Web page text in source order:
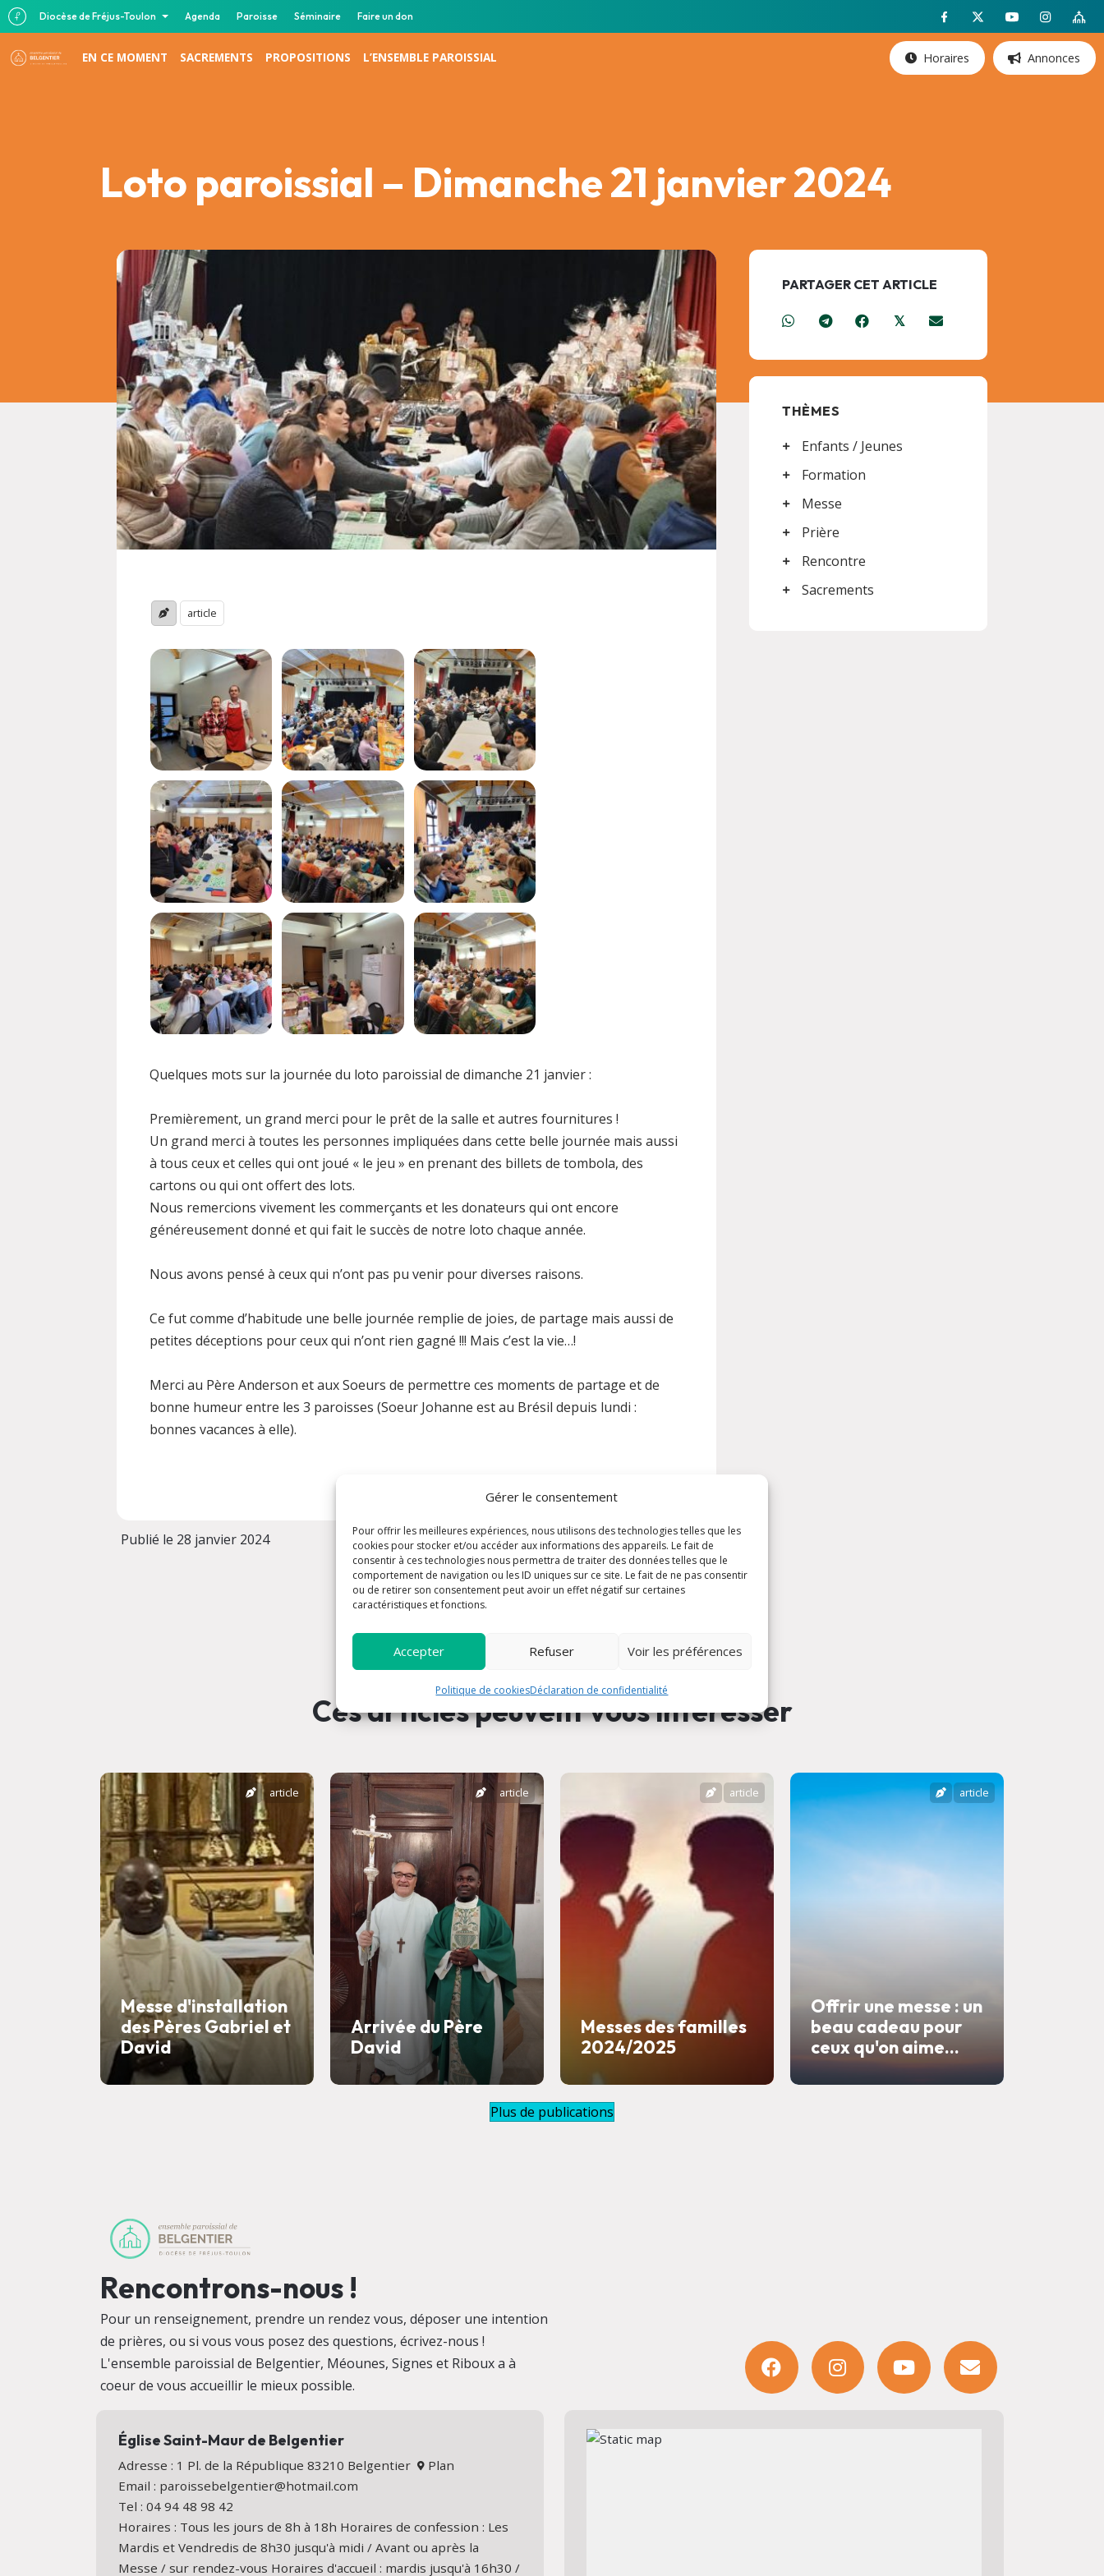
Diocèse de Fréjus-Toulon Agenda Paroisse Séminaire Faire un don
Gérer le consentement
Pour offrir les meilleures expériences, nous utilisons des technologies telles que les
cookies pour stocker et/ou accéder aux informations des appareils. Le fait de
consentir à ces technologies nous permettra de traiter des données telles que le
comportement de navigation ou les ID uniques sur ce site. Le fait de ne pas consentir
ou de retirer son consentement peut avoir un effet négatif sur certaines
caractéristiques et fonctions.
Accepter Refuser Voir les préférences
Politique de cookiesDéclaration de confidentialité
EN CE MOMENT SACREMENTS PROPOSITIONS L’ENSEMBLE PAROISSIAL Horaires Annonces
Loto paroissial – Dimanche 21 janvier 2024
article
Quelques mots sur la journée du loto paroissial de dimanche 21 janvier :
Premièrement, un grand merci pour le prêt de la salle et autres fournitures !
Un grand merci à toutes les personnes impliquées dans cette belle journée mais aussi
à tous ceux et celles qui ont joué « le jeu » en prenant des billets de tombola, des
cartons ou qui ont offert des lots.
Nous remercions vivement les commerçants et les donateurs qui ont encore
généreusement donné et qui fait le succès de notre loto chaque année.
Nous avons pensé à ceux qui n’ont pas pu venir pour diverses raisons.
Ce fut comme d’habitude une belle journée remplie de joies, de partage mais aussi de
petites déceptions pour ceux qui n’ont rien gagné !!! Mais c’est la vie…!
Merci au Père Anderson et aux Soeurs de permettre ces moments de partage et de
bonne humeur entre les 3 paroisses (Soeur Johanne est au Brésil depuis lundi :
bonnes vacances à elle).
PARTAGER CET ARTICLE
𝕏
THÈMES
Enfants / Jeunes
Formation
Messe
Prière
Rencontre
Sacrements
Publié le 28 janvier 2024
Ces articles peuvent vous intéresser
Messe d'installation
des Pères Gabriel et
David
article
Arrivée du Père
David
article
Messes des familles
2024/2025
article
Offrir une messe : un
beau cadeau pour
ceux qu'on aime...
article
Plus de publications
Rencontrons-nous !
Pour un renseignement, prendre un rendez vous, déposer une intention
de prières, ou si vous vous posez des questions, écrivez-nous !
L'ensemble paroissial de Belgentier, Méounes, Signes et Riboux a à
coeur de vous accueillir le mieux possible.
Église Saint-Maur de Belgentier
Adresse : 1 Pl. de la République 83210 Belgentier
Plan
Email : paroissebelgentier@hotmail.com
Tel : 04 94 48 98 42
Horaires : Tous les jours de 8h à 18h Horaires de confession : Les
Mardis et Vendredis de 8h30 jusqu'à midi / Avant ou après la
Messe / sur rendez-vous Horaires d'accueil : mardis jusqu'à 16h30 /